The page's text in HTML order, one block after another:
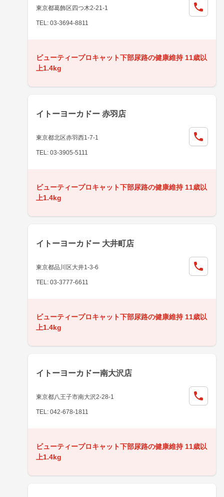
東京都葛飾区四つ木2-21-1
TEL: 03-3694-8811
ビューティープロキャット下部尿路の健康維持 11歳以
上1.4kg
イトーヨーカドー 赤羽店
東京都北区赤羽西1-7-1
TEL: 03-3905-5111
ビューティープロキャット下部尿路の健康維持 11歳以
上1.4kg
イトーヨーカドー 大井町店
東京都品川区大井1-3-6
TEL: 03-3777-6611
ビューティープロキャット下部尿路の健康維持 11歳以
上1.4kg
イトーヨーカドー南大沢店
東京都八王子市南大沢2-28-1
TEL: 042-678-1811
ビューティープロキャット下部尿路の健康維持 11歳以
上1.4kg